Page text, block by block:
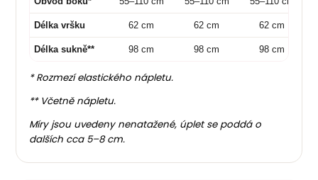
Délka vršku 62 cm 62 cm 62 cm
Délka sukně** 98 cm 98 cm 98 cm
* Rozmezí elastického nápletu.
** Včetně nápletu.
Míry jsou uvedeny nenatažené, úplet se poddá o
dalších cca 5–8 cm.